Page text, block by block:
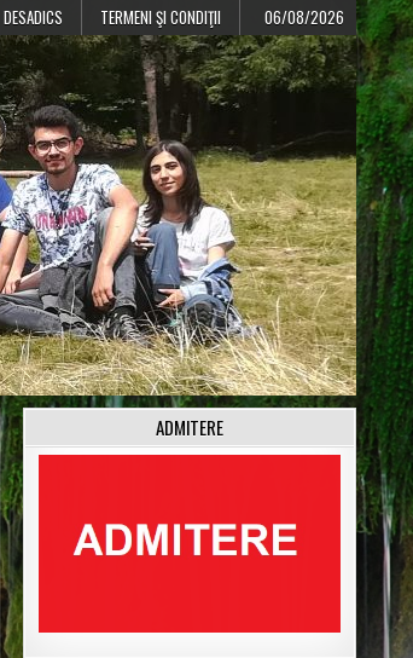
DESADICS TERMENI ŞI CONDIŢII 06/08/2026
ADMITERE